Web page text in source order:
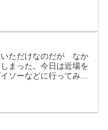
肝心の...
いただけなのだが なか
まった。今日は近場を
ソーなどに行ってみ
に合う...